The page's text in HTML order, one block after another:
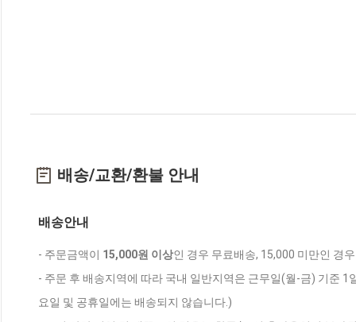
배송/교환/환불 안내
배송안내
- 주문금액이 15,000원 이상인 경우 무료배송, 15,000 미만인 경
- 주문 후 배송지역에 따라 국내 일반지역은 근무일(월-금) 기준
요일 및 공휴일에는 배송되지 않습니다.)